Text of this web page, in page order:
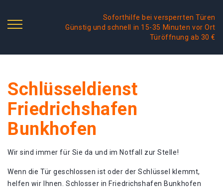
Soforthilfe bei versperrten Türen
Günstig und schnell in 15-35 Minuten vor Ort
Türöffnung ab 30 €
Schlüsseldienst
Friedrichshafen
Bunkhofen
Wir sind immer für Sie da und im Notfall zur Stelle!
Wenn die Tür geschlossen ist oder der Schlüssel klemmt,
helfen wir Ihnen. Schlosser in Friedrichshafen Bunkhofen